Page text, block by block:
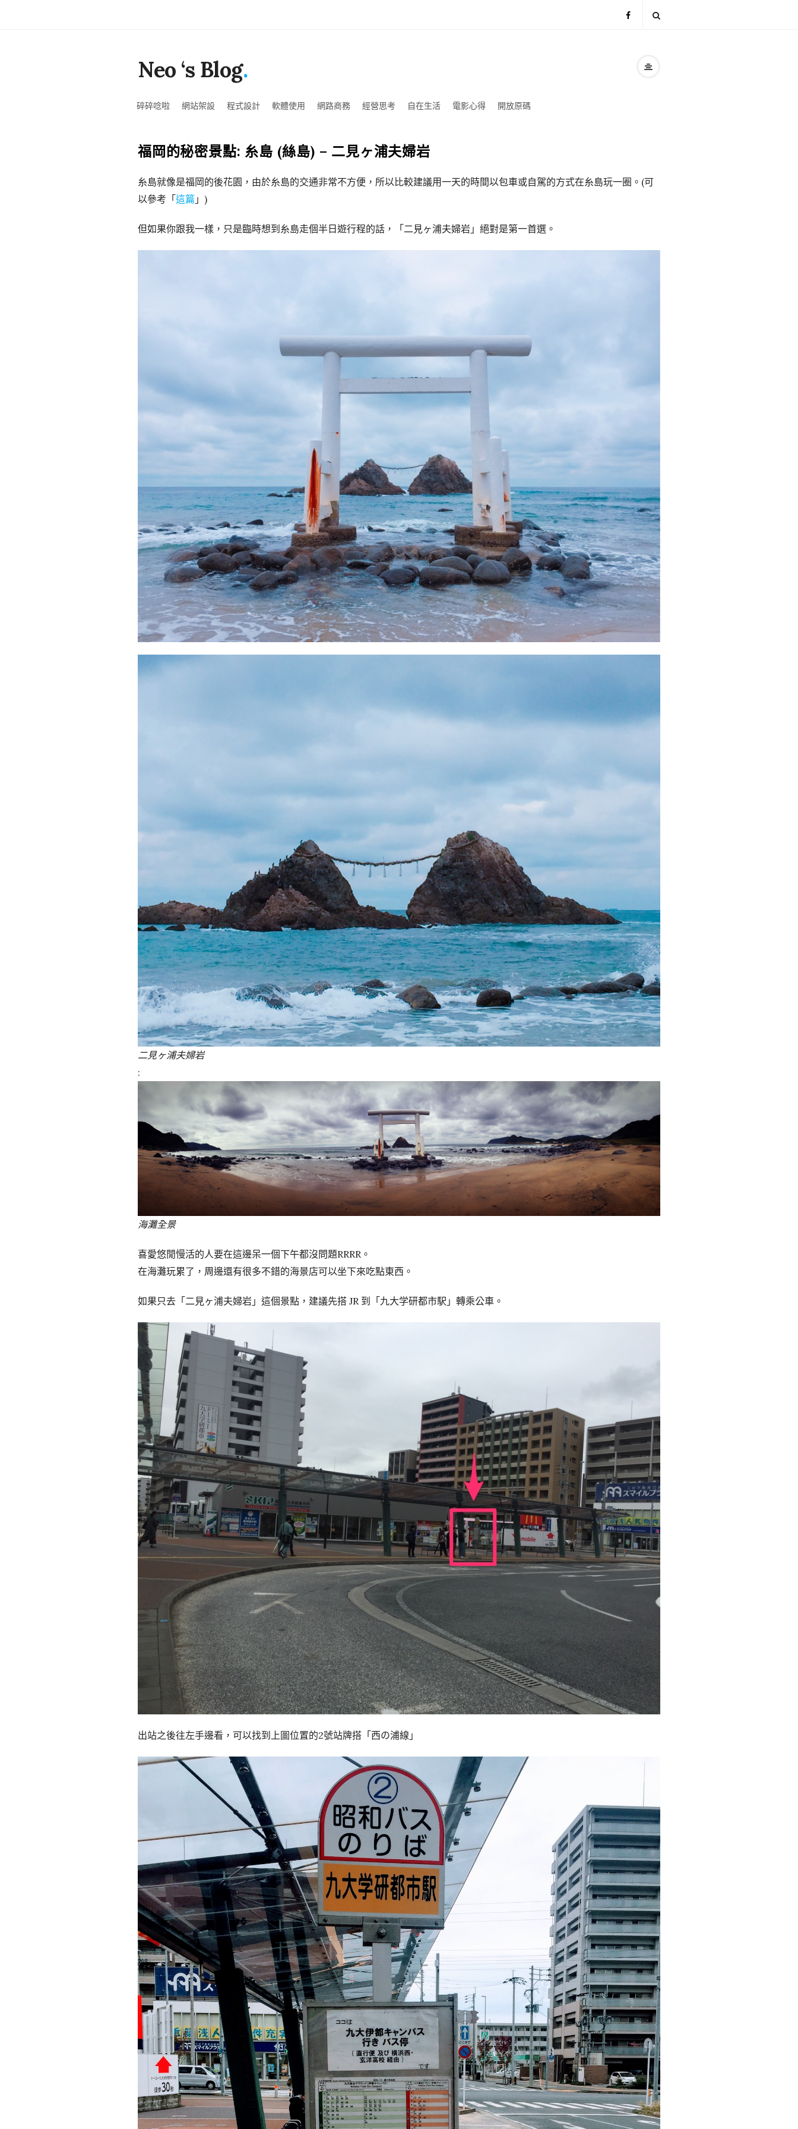
Neo ‘s Blog.
碎碎唸啦 網站架設 程式設計 軟體使用 網路商務 經營思考 自在生活 電影心得 開放原碼
福岡的秘密景點: 糸島 (絲島) – 二見ヶ浦夫婦岩
糸島就像是福岡的後花園，由於糸島的交通非常不方便，所以比較建議用一天的時間以包車或自駕的方式在糸島玩一圈。(可
以參考「這篇 」)
但如果你跟我一樣，只是臨時想到糸島走個半日遊行程的話，「二見ヶ浦夫婦岩」絕對是第一首選。
二見ヶ浦夫婦岩
:
海灘全景
喜愛悠閒慢活的人要在這邊呆一個下午都沒問題RRRR。
在海灘玩累了，周邊還有很多不錯的海景店可以坐下來吃點東西。
如果只去「二見ヶ浦夫婦岩」這個景點，建議先搭 JR 到「九大学研都市駅」轉乘公車。
出站之後往左手邊看，可以找到上圖位置的2號站牌搭「西の浦線」